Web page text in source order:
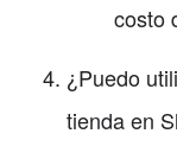
costo
¿Puedo
tienda en